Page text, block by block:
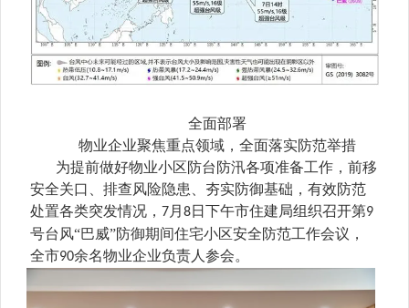
全面部署
物业企业聚焦重点领域，全面落实防范举措
为提前做好物业小区防台防汛各项准备工作，前移
安全关口、排查风险隐患、夯实防御基础，有效防范
处置各类突发情况，7月8日下午市住建局组织召开第9
号台风“巴威”防御期间住宅小区安全防范工作会议，
全市90余名物业企业负责人参会。